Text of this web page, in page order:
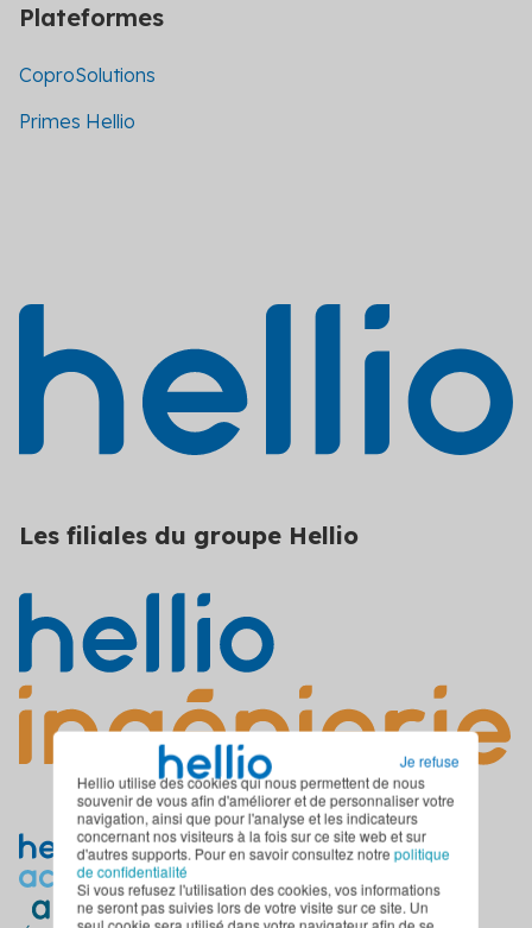
Hellio utilise des cookies qui nous permettent de nous
souvenir de vous afin d'améliorer et de personnaliser votre
navigation, ainsi que pour l'analyse et les indicateurs
concernant nos visiteurs à la fois sur ce site web et sur
d'autres supports. Pour en savoir consultez notre politique
de confidentialité
Si vous refusez l'utilisation des cookies, vos informations
ne seront pas suivies lors de votre visite sur ce site. Un
Je refuse
Plateformes
CoproSolutions
Primes Hellio
Les filiales du groupe Hellio